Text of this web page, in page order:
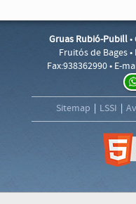
Gruas Rubió-Pubill•
Fruitós de Bages •
Fax:938362990 • E-
Sitemap LSSI